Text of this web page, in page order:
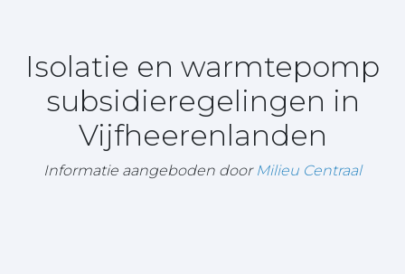
Isolatie en warmtepomp
subsidieregelingen in
Vijfheerenlanden
Informatie aangeboden door Milieu Centraal